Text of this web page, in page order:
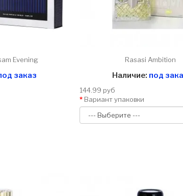
Evening
заказ
Rasasi Ambition
Наличие: под
144.99 руб
Вариант упаковки